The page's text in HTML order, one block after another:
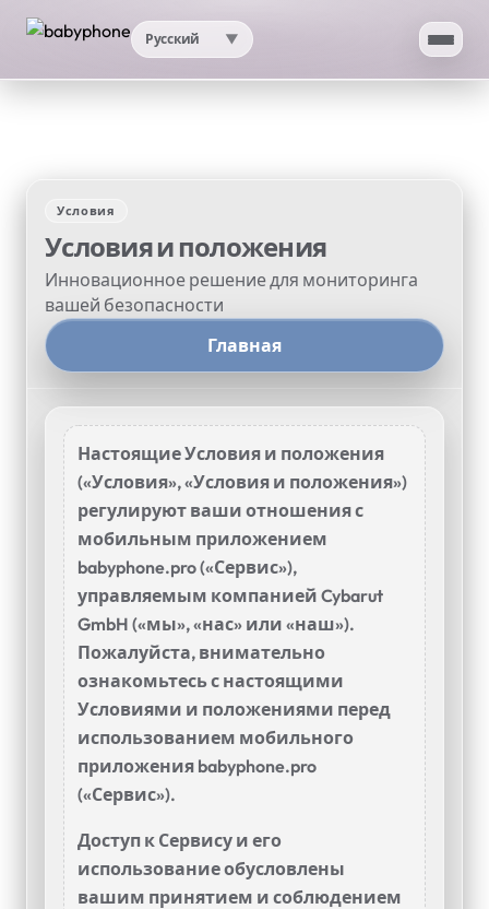
Русский ▼
Тест скорости
Моё местоположение по IP
Поддержка
Условия
Условия и положения
Инновационное решение для мониторинга
вашей безопасности
Главная
Настоящие Условия и положения
(«Условия», «Условия и положения»)
регулируют ваши отношения с
мобильным приложением
babyphone.pro («Сервис»),
управляемым компанией Cybarut
GmbH («мы», «нас» или «наш»).
Пожалуйста, внимательно
ознакомьтесь с настоящими
Условиями и положениями перед
использованием мобильного
приложения babyphone.pro
(«Сервис»).
Доступ к Сервису и его
использование обусловлены
вашим принятием и соблюдением